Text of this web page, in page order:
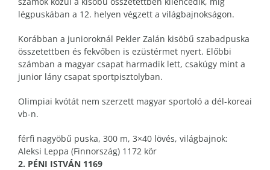
légpuskában a 12. helyen végzett a világbajnokságon.
Korábban a junioroknál Pekler Zalán kisöbű szabadpuska
összetettben és fekvőben is ezüstérmet nyert. Előbbi
számban a magyar csapat harmadik lett, csakúgy mint a
junior lány csapat sportpisztolyban.
Olimpiai kvótát nem szerzett magyar sportoló a dél-koreai
vb-n.
férfi nagyöbű puska, 300 m, 3×40 lövés, világbajnok:
Aleksi Leppa (Finnország) 1172 kör
2. PÉNI ISTVÁN 1169